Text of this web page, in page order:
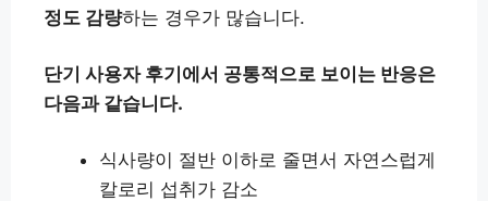
정도 감량하는 경우가 많습니다.
단기 사용자 후기에서 공통적으로 보이는 반응은
다음과 같습니다.
식사량이 절반 이하로 줄면서 자연스럽게
칼로리 섭취가 감소